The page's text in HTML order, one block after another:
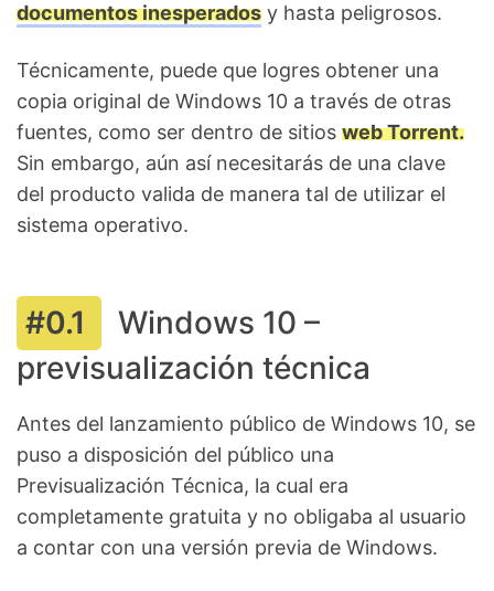
documentos inesperados y hasta peligrosos.
Técnicamente, puede que logres obtener una
copia original de Windows 10 a través de otras
fuentes, como ser dentro de sitios web Torrent.
Sin embargo, aún así necesitarás de una clave
del producto valida de manera tal de utilizar el
sistema operativo.
Windows 10 –
previsualización técnica
Antes del lanzamiento público de Windows 10, se
puso a disposición del público una
Previsualización Técnica, la cual era
completamente gratuita y no obligaba al usuario
a contar con una versión previa de Windows.